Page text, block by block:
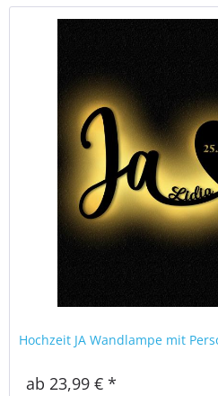
Hochzeit JA Wandlampe mit
ab 23,99 € *